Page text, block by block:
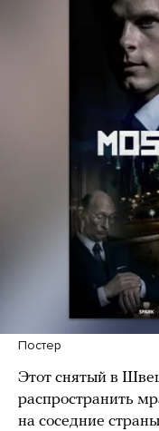
Постер
Этот снятый в
распространить
на соседние